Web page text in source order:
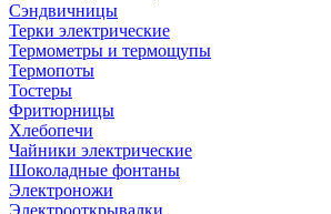
Сэндвичницы
Терки электрические
Термометры и термощупы
Термопоты
Тостеры
Фритюрницы
Хлебопечи
Чайники электрические
Шоколадные фонтаны
Электроножи
Электрооткрывалки